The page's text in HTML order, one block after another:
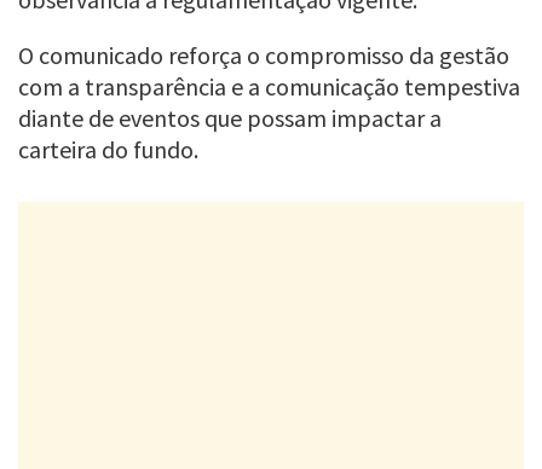
O comunicado reforça o compromisso da gestão
com a transparência e a comunicação tempestiva
diante de eventos que possam impactar a
carteira do fundo.